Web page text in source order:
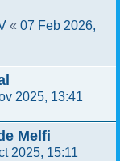
« 07 Feb 2026,
2025, 13:41
Melfi
2025, 15:11